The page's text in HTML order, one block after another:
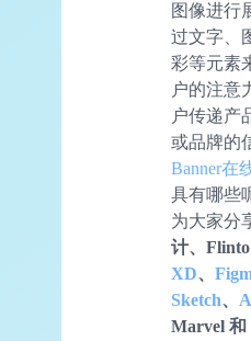
图像进行
过文字、
彩等元素
户的注意
户传递产
或品牌的
Banner在
具有哪些
为大家分
计、
XD、
Sketch、
Marvel 和